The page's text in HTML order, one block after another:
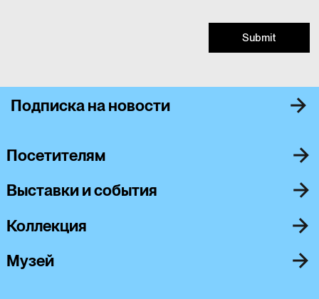
Submit
Подписка на новости
Посетителям
Выставки и события
Коллекция
Музей